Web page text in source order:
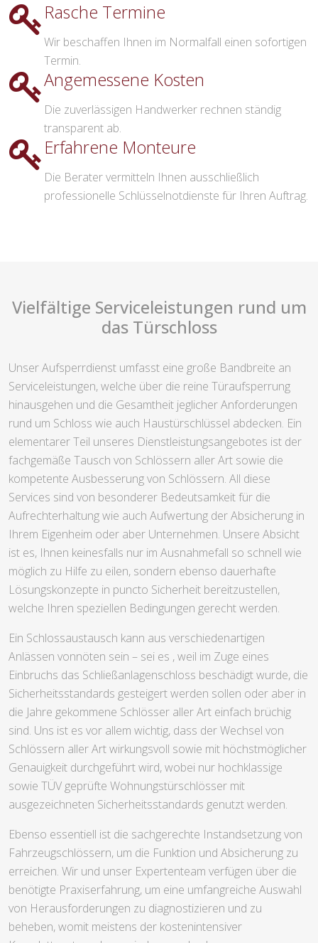
Rasche Termine
Wir beschaffen Ihnen im Normalfall einen sofortigen
Termin.
Angemessene Kosten
Die zuverlässigen Handwerker rechnen ständig
transparent ab.
Erfahrene Monteure
Die Berater vermitteln Ihnen ausschließlich
professionelle Schlüsselnotdienste für Ihren Auftrag.
Vielfältige Serviceleistungen rund um
das Türschloss
Unser Aufsperrdienst umfasst eine große Bandbreite an
Serviceleistungen, welche über die reine Türaufsperrung
hinausgehen und die Gesamtheit jeglicher Anforderungen
rund um Schloss wie auch Haustürschlüssel abdecken. Ein
elementarer Teil unseres Dienstleistungsangebotes ist der
fachgemäße Tausch von Schlössern aller Art sowie die
kompetente Ausbesserung von Schlössern. All diese
Services sind von besonderer Bedeutsamkeit für die
Aufrechterhaltung wie auch Aufwertung der Absicherung in
Ihrem Eigenheim oder aber Unternehmen. Unsere Absicht
ist es, Ihnen keinesfalls nur im Ausnahmefall so schnell wie
möglich zu Hilfe zu eilen, sondern ebenso dauerhafte
Lösungskonzepte in puncto Sicherheit bereitzustellen,
welche Ihren speziellen Bedingungen gerecht werden.
Ein Schlossaustausch kann aus verschiedenartigen
Anlässen vonnöten sein – sei es , weil im Zuge eines
Einbruchs das Schließanlagenschloss beschädigt wurde, die
Sicherheitsstandards gesteigert werden sollen oder aber in
die Jahre gekommene Schlösser aller Art einfach brüchig
sind. Uns ist es vor allem wichtig, dass der Wechsel von
Schlössern aller Art wirkungsvoll sowie mit höchstmöglicher
Genauigkeit durchgeführt wird, wobei nur hochklassige
sowie TÜV geprüfte Wohnungstürschlösser mit
ausgezeichneten Sicherheitsstandards genutzt werden.
Ebenso essentiell ist die sachgerechte Instandsetzung von
Fahrzeugschlössern, um die Funktion und Absicherung zu
erreichen. Wir und unser Expertenteam verfügen über die
benötigte Praxiserfahrung, um eine umfangreiche Auswahl
von Herausforderungen zu diagnostizieren und zu
beheben, womit meistens der kostenintensiver